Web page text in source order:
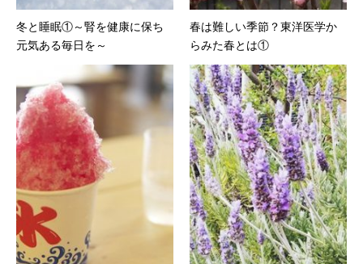
冬と睡眠①～腎を健康に保ち
元気ある毎日を～
春は難しい季節？東洋医学か
らみた春とは①